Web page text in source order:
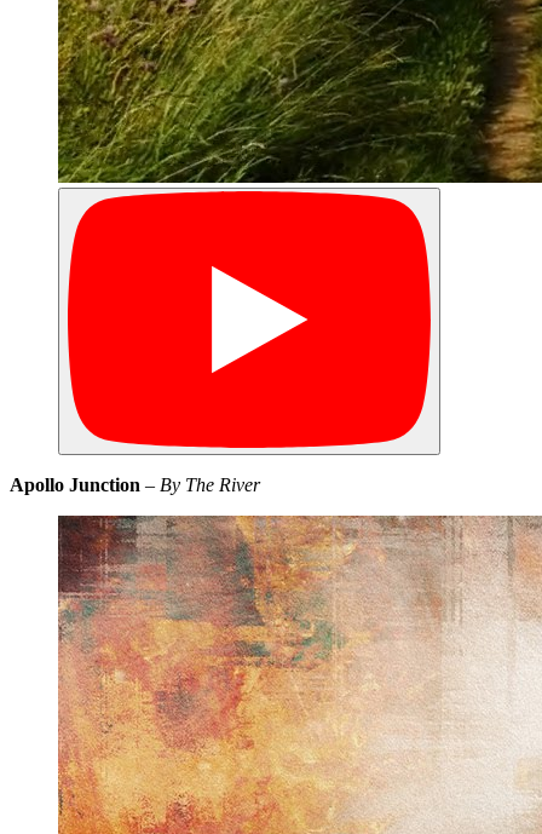
Apollo Junction – By The River